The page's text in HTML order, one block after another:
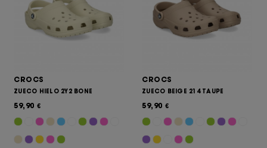
CROCS
ZUECO HIELO 2Y2 BONE
59,90 €
CROCS
ZUECO BEIGE 214 TAUPE
59,90 €